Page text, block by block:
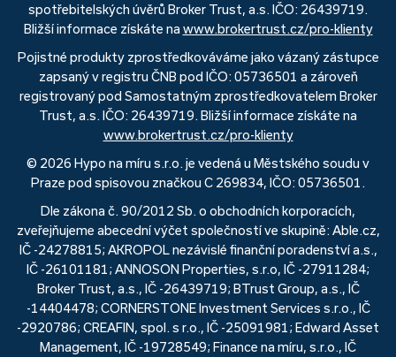
spotřebitelských úvěrů Broker Trust, a.s. IČO: 26439719.
Bližší informace získáte na www.brokertrust.cz/pro-klienty
Pojistné produkty zprostředkováváme jako vázaný zástupce
zapsaný v registru ČNB pod IČO: 05736501 a zároveň
registrovaný pod Samostatným zprostředkovatelem Broker
Trust, a.s. IČO: 26439719. Bližší informace získáte na
www.brokertrust.cz/pro-klienty
© 2026 Hypo na míru s.r.o. je vedená u Městského soudu v
Praze pod spisovou značkou C 269834, IČO: 05736501.
Dle zákona č. 90/2012 Sb. o obchodních korporacích,
zveřejňujeme abecední výčet společností ve skupině: Able.cz,
IČ -24278815; AKROPOL nezávislé finanční poradenství a.s.,
IČ -26101181; ANNOSON Properties, s.r.o, IČ -27911284;
Broker Trust, a.s., IČ -26439719; BTrust Group, a.s., IČ
-14404478; CORNERSTONE Investment Services s.r.o., IČ
-2920786; CREAFIN, spol. s r.o., IČ -25091981; Edward Asset
Management, IČ -19728549; Finance na míru, s.r.o., IČ